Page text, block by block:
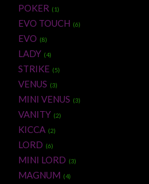
POKER (1)
EVO TOUCH (6)
EVO (8)
LADY (4)
STRIKE (5)
VENUS (3)
MINI VENUS (3)
VANITY (2)
KICCA (2)
LORD (6)
MINI LORD (3)
MAGNUM (4)